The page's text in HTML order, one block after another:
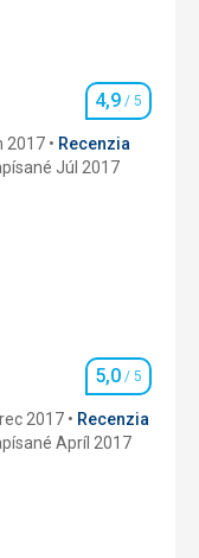
5,0/ 5
5,0/ 5
- vše v
bohaté (3 chody),
vybavení
-
Hodnotenie
4,9 / 5
2017
Recenzia
Júl 2017
5,0/ 5
4,0/ 5
Hodnotenie
5,0 / 5
2017
Recenzia
Apríl 2017